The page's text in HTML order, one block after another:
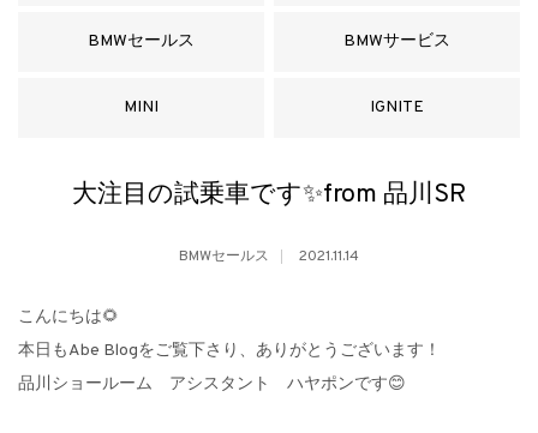
BMWセールス BMWサービス
MINI IGNITE
大注目の試乗車です✨from 品川SR
BMWセールス 2021.11.14
こんにちは🌻
本日もAbe Blogをご覧下さり、ありがとうございます！
品川ショールーム アシスタント ハヤポンです😊